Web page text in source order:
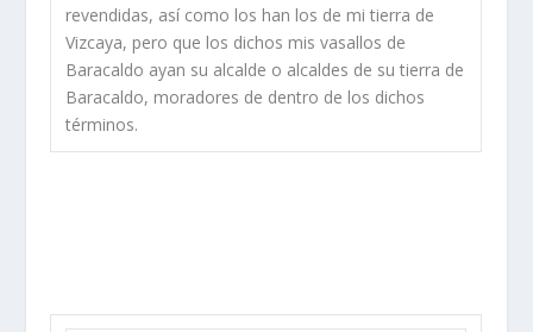
revendidas, así­ como los han los de mi tierra de
Vizcaya, pero que los dichos mis vasallos de
Baracaldo ayan su alcalde o alcaldes de su tierra de
Baracaldo, moradores de dentro de los dichos
términos.